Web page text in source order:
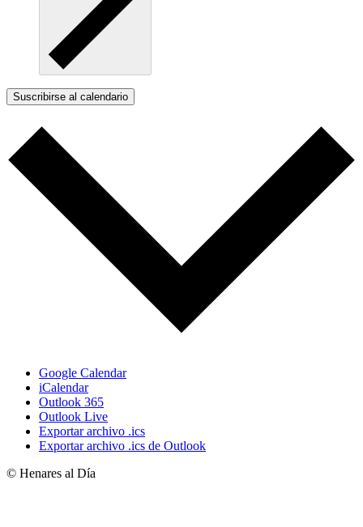
Suscribirse al calendario
Google Calendar
iCalendar
Outlook 365
Outlook Live
Exportar archivo .ics
Exportar archivo .ics de Outlook
© Henares al Día